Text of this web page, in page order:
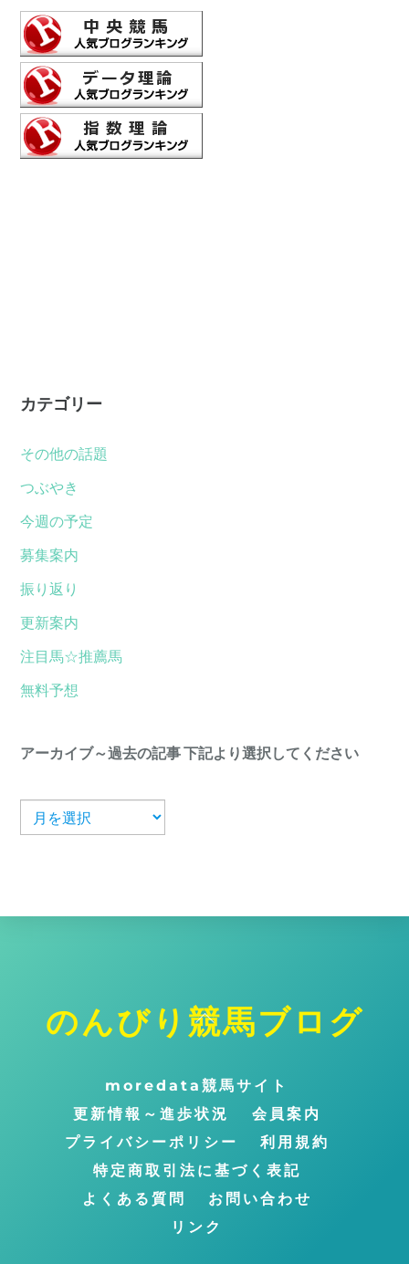
カテゴリー
その他の話題
つぶやき
今週の予定
募集案内
振り返り
更新案内
注目馬☆推薦馬
無料予想
アーカイブ～過去の記事 下記より選択してください
ー
ト
のんびり競馬ブログ
moredata競馬サイト
更新情報～進歩状況
会員案内
プライバシーポリシー
利用規約
特定商取引法に基づく表記
よくある質問
お問い合わせ
リンク